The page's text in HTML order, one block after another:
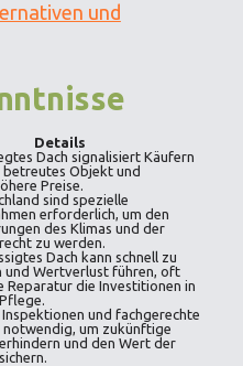
und
Details
Dach signalisiert Käufern
Objekt und
Preise.
sind spezielle
erforderlich, um den
des Klimas und der
zu werden.
Dach kann schnell zu
und Wertverlust führen, oft
Reparatur die Investitionen in
und fachgerechte
notwendig, um zukünftige
und den Wert der